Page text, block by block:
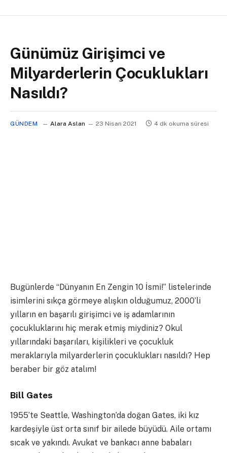
Günümüz Girişimci ve
Milyarderlerin Çocuklukları
Nasıldı?
GÜNDEM Alara Aslan 23 Nisan 2021 4 dk okuma süresi
Bugünlerde “Dünyanın En Zengin 10 İsmi!” listelerinde
isimlerini sıkça görmeye alışkın olduğumuz, 2000’li
yılların en başarılı girişimci ve iş adamlarının
çocukluklarını hiç merak etmiş miydiniz? Okul
yıllarındaki başarıları, kişilikleri ve çocukluk
meraklarıyla milyarderlerin çocuklukları nasıldı? Hep
beraber bir göz atalım!
Bill Gates
1955’te Seattle, Washington’da doğan Gates, iki kız
kardeşiyle üst orta sınıf bir ailede büyüdü. Aile ortamı
sıcak ve yakındı. Avukat ve bankacı anne babaları